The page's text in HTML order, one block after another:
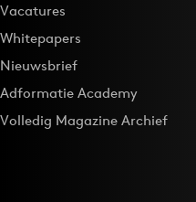
Vacatures
Whitepapers
Nieuwsbrief
Adformatie Academy
Volledig Magazine Archief